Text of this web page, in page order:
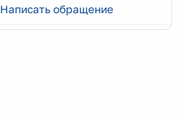
Написать обращение